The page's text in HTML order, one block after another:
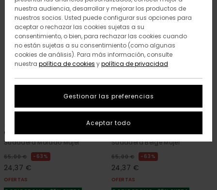
búsqueda
Cornell 3.0
Sudadera Morado Mujer
65,00 € 63%
24,37 €
OFERTAS
Cornell 3.0
Sudadera Beige Mujer
65,00 € 63%
24,37 €
OFERTAS
nuestra audiencia, desarrollar y mejorar los productos de
nuestros socios. Usted puede configurar sus opciones para
aceptar o rechazar las cookies sujetas a su
consentimiento, o bien, para rechazar las cookies cuando
no están sujetas a su consentimiento (como algunas
cookies de análisis). Para más información, consulte
nuestra política de cookies ypolítica de privacidad
Gestionar las preferencias
Aceptar todo